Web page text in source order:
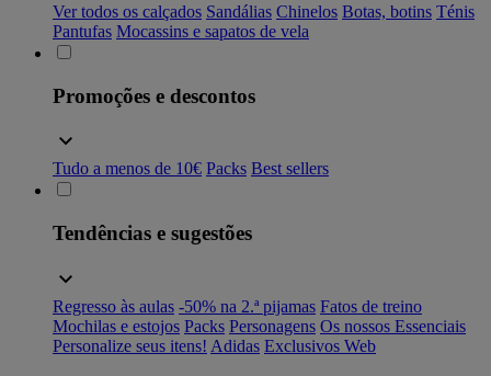
Ver todos os calçados Sandálias Chinelos Botas, botins Ténis
Pantufas Mocassins e sapatos de vela
Promoções e descontos
Tudo a menos de 10€ Packs Best sellers
Tendências e sugestões
Regresso às aulas -50% na 2.ª pijamas Fatos de treino
Mochilas e estojos Packs Personagens Os nossos Essenciais
Personalize seus itens! Adidas Exclusivos Web